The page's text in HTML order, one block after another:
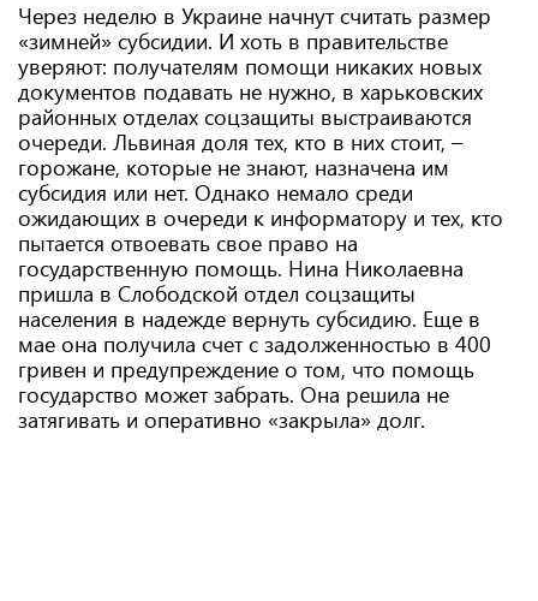
Через неделю в Украине начнут считать размер
«зимней» субсидии. И хоть в правительстве
уверяют: получателям помощи никаких новых
документов подавать не нужно, в харьковских
районных отделах соцзащиты выстраиваются
очереди. Львиная доля тех, кто в них стоит, –
горожане, которые не знают, назначена им
субсидия или нет. Однако немало среди
ожидающих в очереди к информатору и тех, кто
пытается отвоевать свое право на
государственную помощь. Нина Николаевна
пришла в Слободской отдел соцзащиты
населения в надежде вернуть субсидию. Еще в
мае она получила счет с задолженностью в 400
гривен и предупреждение о том, что помощь
государство может забрать. Она решила не
затягивать и оперативно «закрыла» долг.